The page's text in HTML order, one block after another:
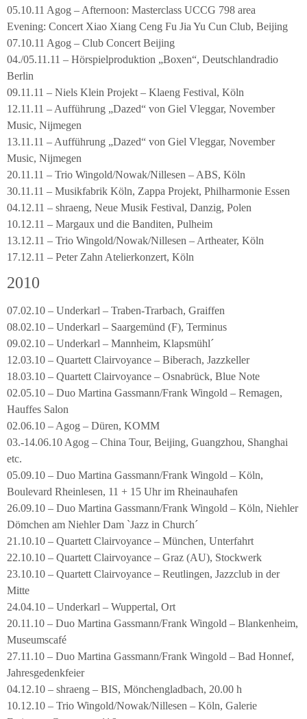
05.10.11 Agog – Afternoon: Masterclass UCCG 798 area
Evening: Concert Xiao Xiang Ceng Fu Jia Yu Cun Club, Beijing
07.10.11 Agog – Club Concert Beijing
04./05.11.11 – Hörspielproduktion „Boxen“, Deutschlandradio
Berlin
09.11.11 – Niels Klein Projekt – Klaeng Festival, Köln
12.11.11 – Aufführung „Dazed“ von Giel Vleggar, November
Music, Nijmegen
13.11.11 – Aufführung „Dazed“ von Giel Vleggar, November
Music, Nijmegen
20.11.11 – Trio Wingold/Nowak/Nillesen – ABS, Köln
30.11.11 – Musikfabrik Köln, Zappa Projekt, Philharmonie Essen
04.12.11 – shraeng, Neue Musik Festival, Danzig, Polen
10.12.11 – Margaux und die Banditen, Pulheim
13.12.11 – Trio Wingold/Nowak/Nillesen – Artheater, Köln
17.12.11 – Peter Zahn Atelierkonzert, Köln
2010
07.02.10 – Underkarl – Traben-Trarbach, Graiffen
08.02.10 – Underkarl – Saargemünd (F), Terminus
09.02.10 – Underkarl – Mannheim, Klapsmühl´
12.03.10 – Quartett Clairvoyance – Biberach, Jazzkeller
18.03.10 – Quartett Clairvoyance – Osnabrück, Blue Note
02.05.10 – Duo Martina Gassmann/Frank Wingold – Remagen,
Hauffes Salon
02.06.10 – Agog – Düren, KOMM
03.-14.06.10 Agog – China Tour, Beijing, Guangzhou, Shanghai
etc.
05.09.10 – Duo Martina Gassmann/Frank Wingold – Köln,
Boulevard Rheinlesen, 11 + 15 Uhr im Rheinauhafen
26.09.10 – Duo Martina Gassmann/Frank Wingold – Köln, Niehler
Dömchen am Niehler Dam `Jazz in Church´
21.10.10 – Quartett Clairvoyance – München, Unterfahrt
22.10.10 – Quartett Clairvoyance – Graz (AU), Stockwerk
23.10.10 – Quartett Clairvoyance – Reutlingen, Jazzclub in der
Mitte
24.04.10 – Underkarl – Wuppertal, Ort
20.11.10 – Duo Martina Gassmann/Frank Wingold – Blankenheim,
Museumscafé
27.11.10 – Duo Martina Gassmann/Frank Wingold – Bad Honnef,
Jahresgedenkfeier
04.12.10 – shraeng – BIS, Mönchengladbach, 20.00 h
10.12.10 – Trio Wingold/Nowak/Nillesen – Köln, Galerie